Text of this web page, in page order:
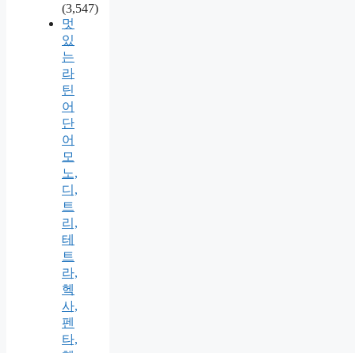
(3,547)
멋
있
는
라
틴
어
단
어
모
노,
디,
트
리,
테
트
라,
헥
사,
펜
타,